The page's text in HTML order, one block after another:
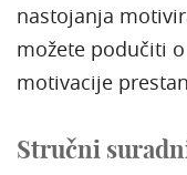
nastojanja
možete podučiti
motivacije
Stručni